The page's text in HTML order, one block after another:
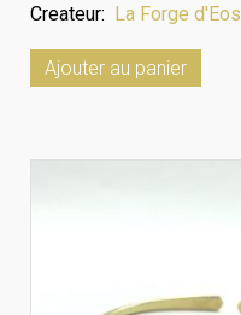
Createur: La Forge d'Eos
Ajouter au panier